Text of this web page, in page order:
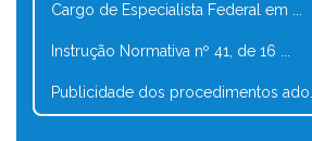
Cargo de Especialista Federal em ...
Instrução Normativa nº 41, de 16 ...
Publicidade dos procedimentos ado...